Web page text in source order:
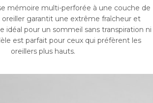
mémoire multi-perforée à une couche de
garantit une extrême fraîcheur et
idéal pour un sommeil sans transpiration ni
est parfait pour ceux qui préfèrent les
oreillers plus hauts.